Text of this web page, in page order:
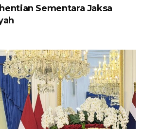
Sementara Jaksa